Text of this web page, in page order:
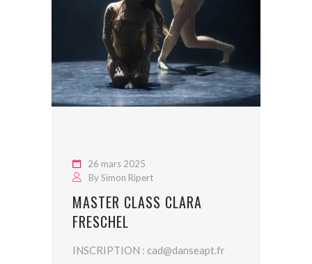
26 mars 2025
BySimon Ripert
MASTER CLASS CLARA
FRESCHEL
INSCRIPTION : cad@danseapt.fr